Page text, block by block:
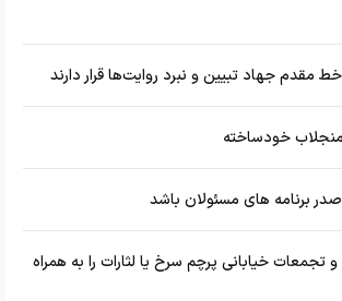
مقدم جهاد تبیین و نبرد روایت‌ها قرار دارند
منجلاب خودساخته
برنامه های مسئولان باشد
تجمعات خیابانی پرچم سرخ یا لثارات را به همراه